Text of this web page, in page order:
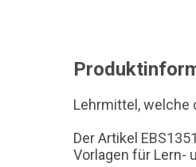
Lehrmittel, welche
Der Artikel
Vorlagen für Lern-